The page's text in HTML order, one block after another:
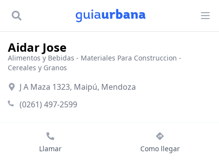
Aidar Jose
Alimentos y Bebidas - Materiales Para Construccion -
Cereales y Granos
J A Maza 1323, Maipú, Mendoza
(0261) 497-2599
Llamar Como llegar